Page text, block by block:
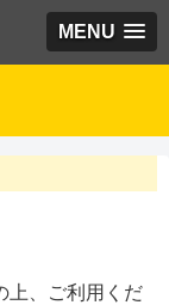
MENU
上、ご利用くだ